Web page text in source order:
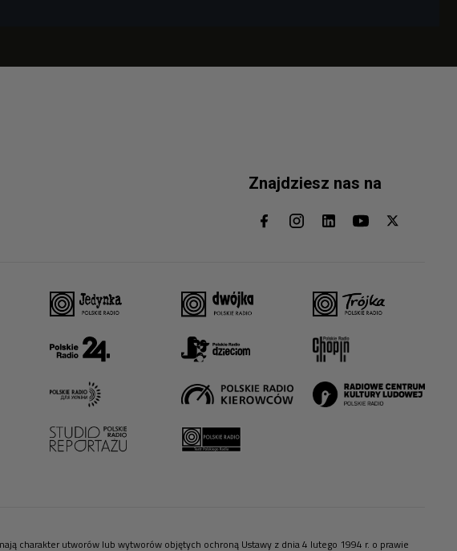
Znajdziesz nas na
charakter utworów lub wytworów objętych ochroną Ustawy z dnia 4 lutego 1994 r. o prawie